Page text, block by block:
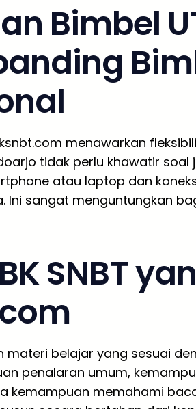
Bimbel
menawarkan
tidak perlu khawatir
atau laptop dan
Ini sangat menguntungkan
SNBT
belajar yang sesuai
penalaran umum,
kemampuan memahami